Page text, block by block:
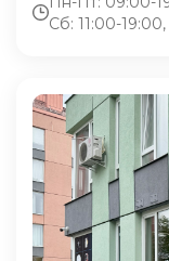
Сб: 11:00-